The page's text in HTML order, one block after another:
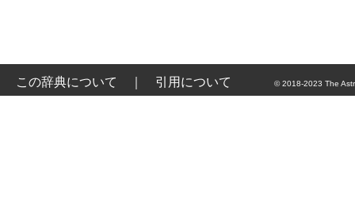
この辞典について 引用について © 2018-2023 The